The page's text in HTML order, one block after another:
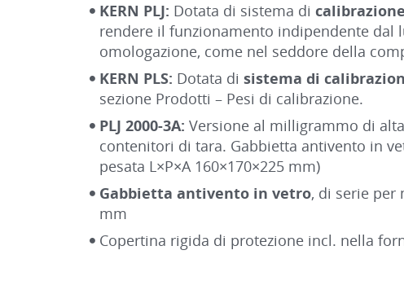
KERN PLJ: Dotata di sistema di
rendere il funzionamento indipendente dal
omologazione, come nel seddore della
KERN PLS: Dotata di sistema di
sezione Prodotti – Pesi di calibrazione.
PLJ 2000-3A: Versione al milligrammo di
contenitori di tara. Gabbietta antivento in
pesata L×P×A 160×170×225 mm)
Gabbietta antivento in vetro, di serie per
mm
Copertina rigida di protezione incl. nella